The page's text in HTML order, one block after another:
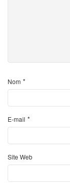
Nom *
E-mail *
Site Web